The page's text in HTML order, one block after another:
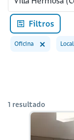
Filtros
Oficina Local
1 resultado